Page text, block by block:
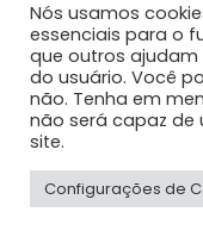
Méri
Nós usamos
essenciais para o
que outros ajudam
do usuário. Você
não. Tenha em
não será capaz de
site.
Configurações de